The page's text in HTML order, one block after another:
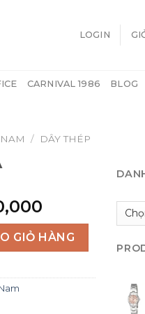
LOGIN
CARNIVAL 1986 BLOG
/ DÂY THÉP
price
is:
₫1,850,000.
GIỎ HÀNG
Danh